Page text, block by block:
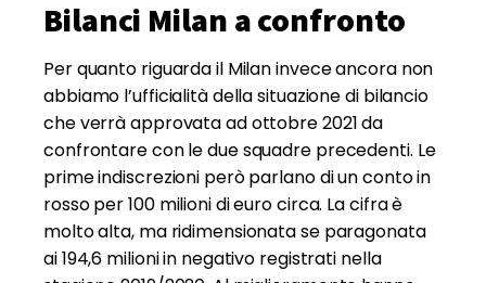
Bilanci Milan a confronto
Per quanto riguarda il Milan invece ancora non
abbiamo l’ufficialità della situazione di bilancio
che verrà approvata ad ottobre 2021 da
confrontare con le due squadre precedenti. Le
prime indiscrezioni però parlano di un conto in
rosso per 100 milioni di euro circa. La cifra è
molto alta, ma ridimensionata se paragonata
ai 194,6 milioni in negativo registrati nella